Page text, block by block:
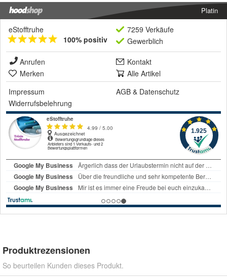
Platin
eStofftruhe
100% positiv
7259 Verkäufe
Gewerblich
Anrufen
Kontakt
Merken
Alle Artikel
Impressum
AGB & Datenschutz
Widerrufsbelehrung
Produktrezensionen
So beurteilen Kunden dieses Produkt.